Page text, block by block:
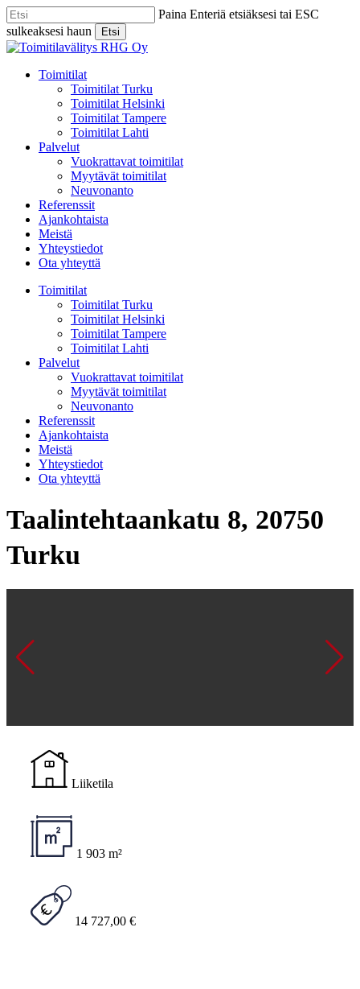
Skip
to
main
content
Paina Enteriä etsiäksesi tai ESC
sulkeaksesi haun
Etsi
Close
Menu
Toimitilat
Toimitilat Turku
Toimitilat Helsinki
Toimitilat Tampere
Toimitilat Lahti
Palvelut
Vuokrattavat toimitilat
Myytävät toimitilat
Neuvonanto
Referenssit
Ajankohtaista
Meistä
Yhteystiedot
Ota yhteyttä
Toimitilat
Toimitilat Turku
Toimitilat Helsinki
Toimitilat Tampere
Toimitilat Lahti
Palvelut
Vuokrattavat toimitilat
Myytävät toimitilat
Neuvonanto
Referenssit
Ajankohtaista
Meistä
Yhteystiedot
Ota yhteyttä
Taalintehtaankatu 8, 20750
Turku
Liiketila
1 903 m²
14 727,00 €